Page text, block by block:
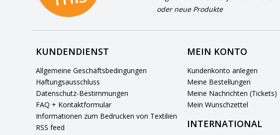
oder neue Produkte
KUNDENDIENST
Allgemeine Geschäftsbedingungen
Haftungsausschluss
Datenschutz-Bestimmungen
FAQ + Kontaktformular
Informationen zum Bedrucken von Textilien
RSS feed
MEIN KONTO
Kundenkonto anlegen
Meine Bestellungen
Meine Nachrichten (Tickets)
Mein Wunschzettel
INTERNATIONAL